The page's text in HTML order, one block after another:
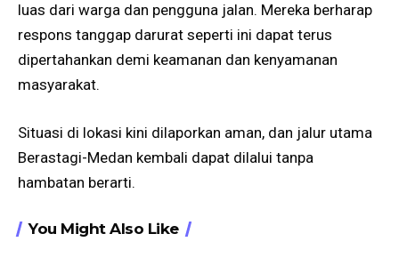
luas dari warga dan pengguna jalan. Mereka berharap
respons tanggap darurat seperti ini dapat terus
dipertahankan demi keamanan dan kenyamanan
masyarakat.
Situasi di lokasi kini dilaporkan aman, dan jalur utama
Berastagi-Medan kembali dapat dilalui tanpa
hambatan berarti.
You Might Also Like